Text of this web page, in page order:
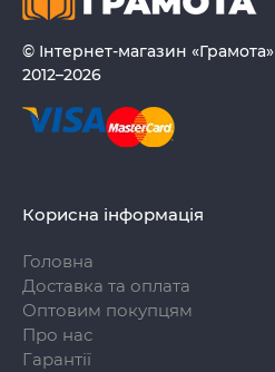
© Інтернет-магазин «Грамота»
2012–2026
Корисна інформація
Головна
Доставка та оплата
Оптовим покупцям
Про нас
Гарантії